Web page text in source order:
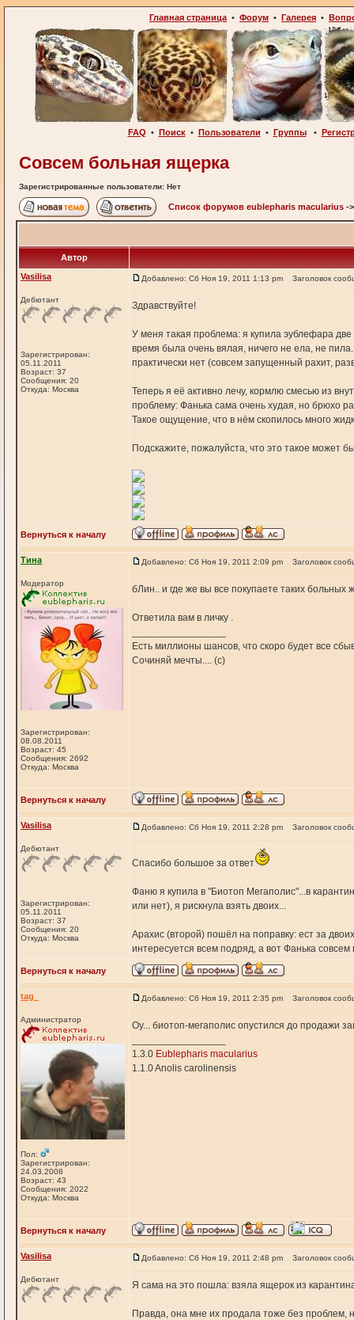
Главная страница • Форум • Галерея •
FAQ • Поиск• Пользователи • Группы•
Совсем больная ящерка
Зарегистрированные пользователи: Нет
Список форумов eublepharis macularius -
Автор
Vasilisa
Дебютант
Зарегистрирован:
05.11.2011
Возраст: 37
Сообщения: 20
Откуда: Москва
Добавлено: Сб Ноя 19, 2011 1:13 pm Заголовок
Здравствуйте!
У меня такая проблема: я купила эублефара
время была очень вялая, ничего не ела, не
практически нет (совсем запущенный рахит,
Теперь я её активно лечу, кормлю смесью из
проблему: Фанька сама очень худая, но брюхо
Такое ощущение, что в нём скопилось много
Подскажите, пожалуйста, что это такое может
Вернуться к началу
Тина
Модератор
Зарегистрирован:
08.08.2011
Возраст: 45
Сообщения: 2692
Откуда: Москва
Добавлено: Сб Ноя 19, 2011 2:09 pm Заголовок
бЛин.. и где же вы все покупаете таких больных
Ответила вам в личку .
Есть миллионы шансов, что скоро будет все
Сочиняй мечты.... (с)
Вернуться к началу
Vasilisa
Дебютант
Зарегистрирован:
05.11.2011
Возраст: 37
Сообщения: 20
Откуда: Москва
Добавлено: Сб Ноя 19, 2011 2:28 pm Заголовок
Спасибо большое за ответ
Фаню я купила в "Биотоп Мегаполис"...в
или нет), я рискнула взять двоих...
Арахис (второй) пошёл на поправку: ест за
интересуется всем подряд, а вот Фанька совсем
Вернуться к началу
tag_
Администратор
Пол:
Зарегистрирован:
24.03.2008
Возраст: 43
Сообщения: 2022
Откуда: Москва
Добавлено: Сб Ноя 19, 2011 2:35 pm Заголовок
Оу... биотоп-мегаполис опустился до продажи
1.3.0 Eublepharis macularius
1.1.0 Anolis carolinensis
Вернуться к началу
Vasilisa
Дебютант
Добавлено: Сб Ноя 19, 2011 2:48 pm Заголовок
Я сама на это пошла: взяла ящерок из
Правда, она мне их продала тоже без проблем,